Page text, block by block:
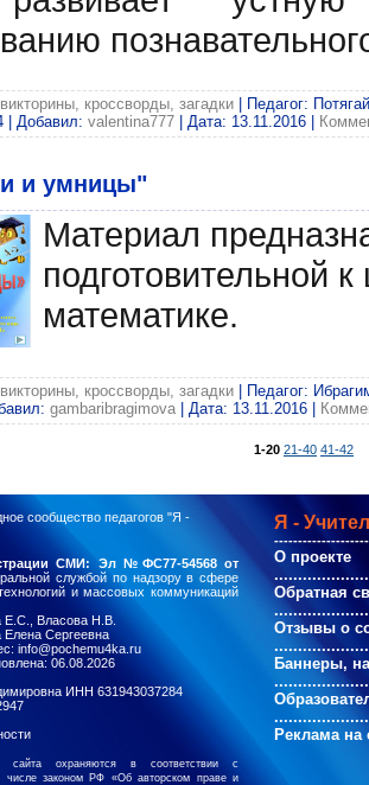
кроссворды, загадки | Педагог:
| Добавил: valentina777 | Дата: 13.11.2016
и умницы"
Материал
подготовительной
математике.
кроссворды, загадки | Педагог:
gambaribragimova | Дата: 13.11.2016
1-20 21-40 41-42
сообщество педагогов "Я -
Я -
О проекте
Обратная
Отзывы о
Баннеры,
Реклама на
СМИ: Эл №ФС77-54568 от
службой по надзору в сфере
и массовых коммуникаций
Е.С., Власова Н.В.
Елена Сергеевна
info@pochemu4ka.ru
06.08.2026
ИНН 631943037284
охраняются в соответствии с
числе законом РФ «Об авторском праве и